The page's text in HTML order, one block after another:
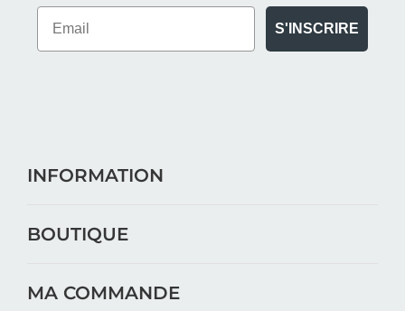
S'INSCRIRE
INFORMATION
BOUTIQUE
MA COMMANDE